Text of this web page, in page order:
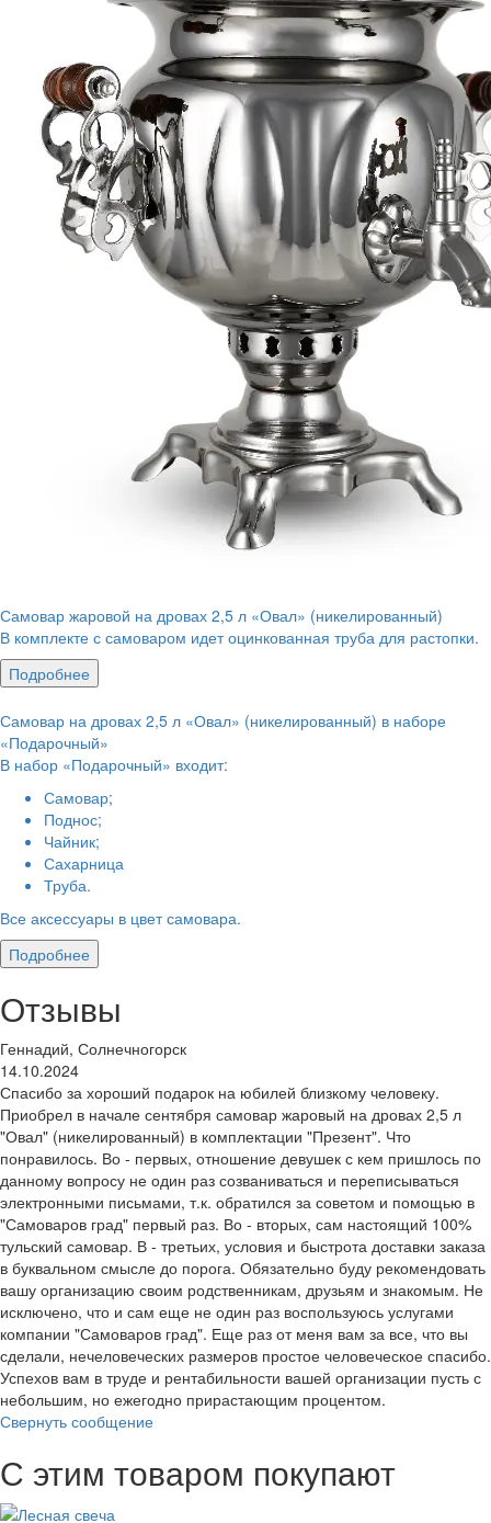
Самовар жаровой на дровах 2,5 л «Овал» (никелированный)
В комплекте с самоваром идет оцинкованная труба для растопки.
Подробнее
Самовар на дровах 2,5 л «Овал» (никелированный) в наборе
«Подарочный»
В набор «Подарочный» входит:
Самовар;
Поднос;
Чайник;
Сахарница
Труба.
Все аксессуары в цвет самовара.
Подробнее
Отзывы
Геннадий, Солнечногорск
14.10.2024
Спасибо за хороший подарок на юбилей близкому человеку.
Приобрел в начале сентября самовар жаровый на дровах 2,5 л
"Овал" (никелированный) в комплектации "Презент". Что
понравилось. Во - первых, отношение девушек с кем пришлось по
данному вопросу не один раз созваниваться и переписываться
электронными письмами, т.к. обратился за советом и помощью в
"Самоваров град" первый раз. Во - вторых, сам настоящий 100%
тульский самовар. В - третьих, условия и быстрота доставки заказа
в буквальном смысле до порога. Обязательно буду рекомендовать
вашу организацию своим родственникам, друзьям и знакомым. Не
исключено, что и сам еще не один раз воспользуюсь услугами
компании "Самоваров град". Еще раз от меня вам за все, что вы
сделали, нечеловеческих размеров простое человеческое спасибо.
Успехов вам в труде и рентабильности вашей организации пусть с
небольшим, но ежегодно прирастающим процентом.
Свернуть сообщение
С этим товаром покупают